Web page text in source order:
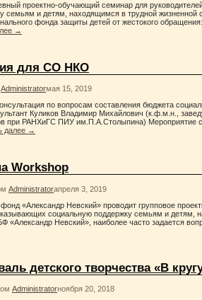
проектно-обучающий семинар для
семьям и детям, находящимся в трудной жизненной
фонда защиты детей от жестокого
→
для СО НКО
Administratorмая 15, 2019
по вопросам составления бюджета
Куликов Владимир Михайлович (к.ф.м.н.,
при РАНХиГС ПИУ им.П.А.Столыпина) Мероприятие
далее →
Workshop
Administratorапреля 3, 2019
«Александр Невский» проводит групповое
социальную поддержку семьям и детям,
«Александр Невский», наиболее часто задается
детского творчества «В
Administratorноября 20, 2018